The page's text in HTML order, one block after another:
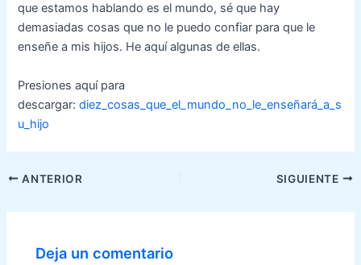
que estamos hablando es el mundo, sé que hay
demasiadas cosas que no le puedo confiar para que le
enseñe a mis hijos. He aquí algunas de ellas.
Presiones aquí para
descargar:diez_cosas_que_el_mundo_no_le_enseñará_a_s
u_hijo
Navegación
entradas
ANTERIOR SIGUIENTE
Deja un comentario